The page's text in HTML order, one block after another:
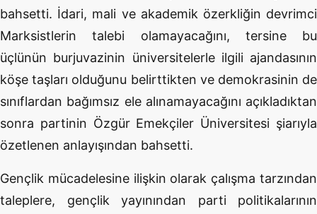
bahsetti. İdari, mali ve akademik özerkliğin devrimci
Marksistlerin talebi olamayacağını, tersine bu
üçlünün burjuvazinin üniversitelerle ilgili ajandasının
köşe taşları olduğunu belirttikten ve demokrasinin de
sınıflardan bağımsız ele alınamayacağını açıkladıktan
sonra partinin Özgür Emekçiler Üniversitesi şiarıyla
özetlenen anlayışından bahsetti.
Gençlik mücadelesine ilişkin olarak çalışma tarzından
taleplere, gençlik yayınından parti politikalarının